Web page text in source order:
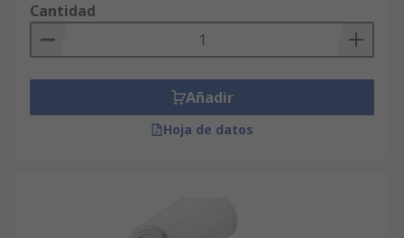
Cantidad
Añadir
Hoja de datos